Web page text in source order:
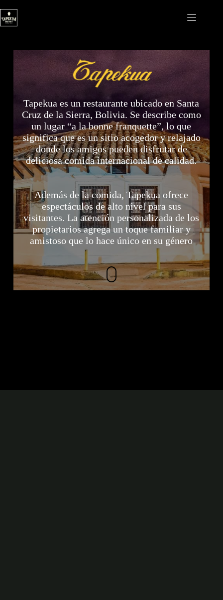
al
contenido
Tapekua es un restaurante ubicado en Santa
Cruz de la Sierra, Bolivia. Se describe como
un lugar “a la bonne franquette”, lo que
significa que es un sitio acogedor y relajado
donde los amigos pueden disfrutar de
deliciosa comida internacional de calidad.
Además de la comida, Tapekua ofrece
espectáculos de alto nivel para sus
visitantes. La atención personalizada de los
propietarios agrega un toque familiar y
amistoso que lo hace único en su género